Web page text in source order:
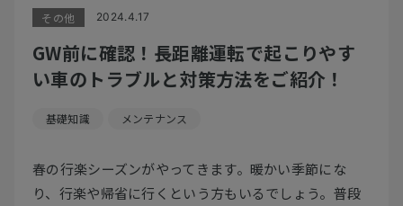
その他 2024.4.17
GW前に確認！長距離運転で起こりやす
い車のトラブルと対策方法をご紹介！
基礎知識 メンテナンス
春の行楽シーズンがやってきます。暖かい季節にな
り、行楽や帰省に行くという方もいるでしょう。普段